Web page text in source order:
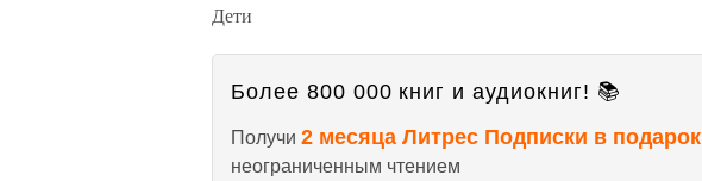
Дети
Более 800 000 книг и аудиокниг! 📚
Получи 2 месяца Литрес Подписки в подарок
неограниченным чтением